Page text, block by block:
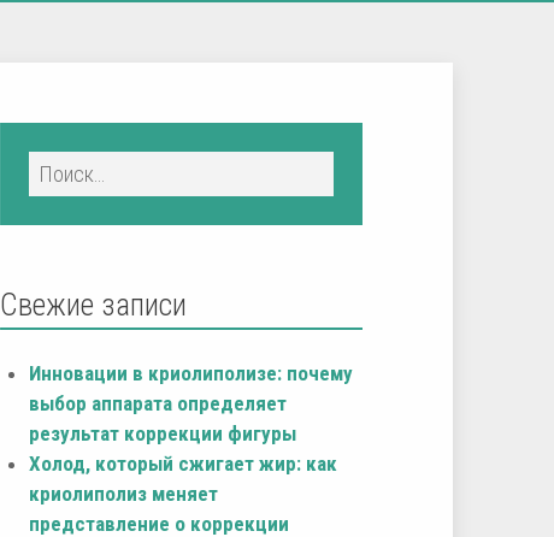
Свежие записи
Инновации в криолиполизе: почему
выбор аппарата определяет
результат коррекции фигуры
Холод, который сжигает жир: как
криолиполиз меняет
представление о коррекции